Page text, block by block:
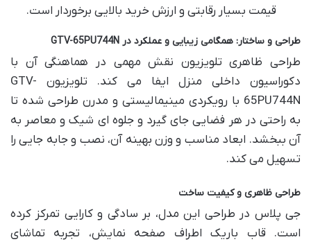
قیمت بسیار رقابتی و ارزش خرید بالایی برخوردار است.
طراحی و ساختار: همگامی زیبایی و عملکرد در GTV-65PU744N
طراحی ظاهری تلویزیون نقش مهمی در هماهنگی آن با
دکوراسیون داخلی منزل ایفا می کند. تلویزیون GTV-
65PU744N با رویکردی مینیمالیستی و مدرن طراحی شده تا
به راحتی در هر فضایی جای گیرد و جلوه ای شیک و معاصر به
آن ببخشد. ابعاد مناسب و وزن بهینه آن، نصب و جابه جایی را
تسهیل می کند.
طراحی ظاهری و کیفیت ساخت
جی پلاس در طراحی این مدل، بر سادگی و کارایی تمرکز کرده
است. قاب باریک اطراف صفحه نمایش، تجربه تماشای